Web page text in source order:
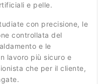
e pelle.
con precisione, le
controllata del
e le
lavoro più sicuro e
che per il cliente,